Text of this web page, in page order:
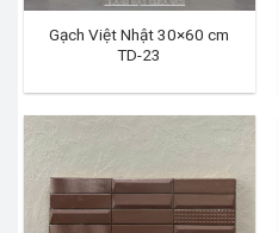
Gạch Việt Nhật 30×60 cm
TD-23